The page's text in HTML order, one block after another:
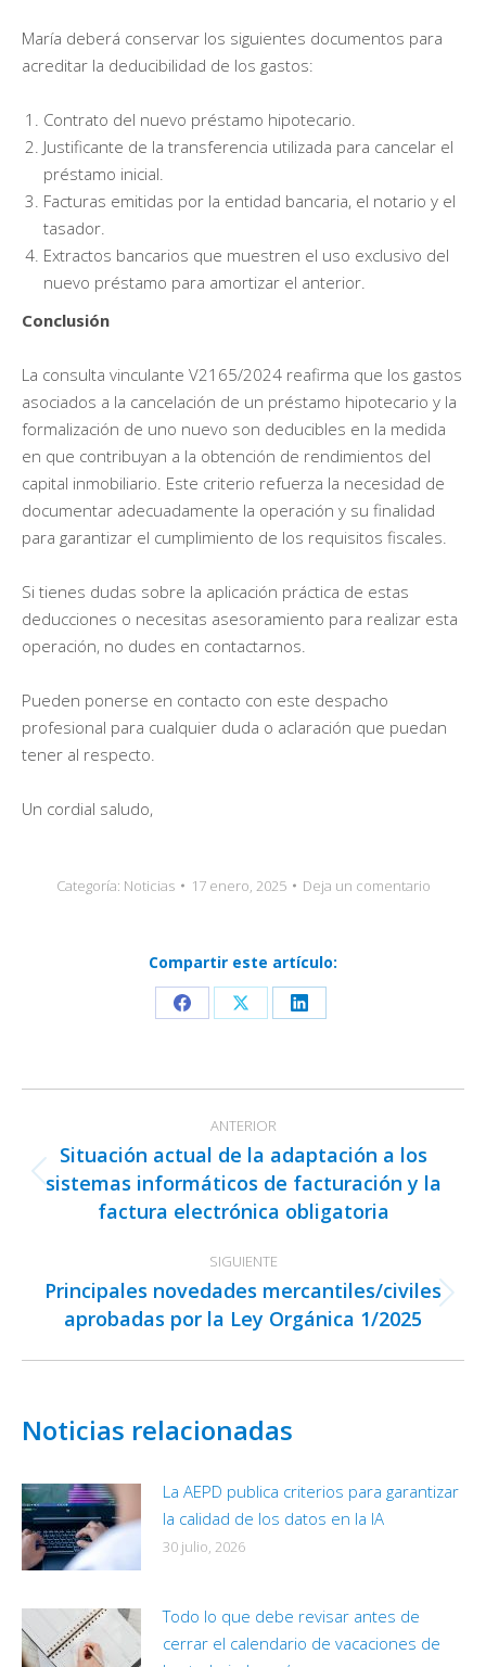
María deberá conservar los siguientes documentos para
acreditar la deducibilidad de los gastos:
Contrato del nuevo préstamo hipotecario.
Justificante de la transferencia utilizada para cancelar el
préstamo inicial.
Facturas emitidas por la entidad bancaria, el notario y el
tasador.
Extractos bancarios que muestren el uso exclusivo del
nuevo préstamo para amortizar el anterior.
Conclusión
La consulta vinculante V2165/2024 reafirma que los gastos
asociados a la cancelación de un préstamo hipotecario y la
formalización de uno nuevo son deducibles en la medida
en que contribuyan a la obtención de rendimientos del
capital inmobiliario. Este criterio refuerza la necesidad de
documentar adecuadamente la operación y su finalidad
para garantizar el cumplimiento de los requisitos fiscales.
Si tienes dudas sobre la aplicación práctica de estas
deducciones o necesitas asesoramiento para realizar esta
operación, no dudes en contactarnos.
Pueden ponerse en contacto con este despacho
profesional para cualquier duda o aclaración que puedan
tener al respecto.
Un cordial saludo,
Categoría: Noticias 17 enero, 2025 Deja un comentario
Compartir este artículo:
Share
Facebook
Share
X
Share
LinkedIn
entre
publicaciones
ANTERIOR
Publicación
anterior:
Situación actual de la adaptación a los
sistemas informáticos de facturación y la
factura electrónica obligatoria
SIGUIENTE
Publicación
siguiente:
Principales novedades mercantiles/civiles
aprobadas por la Ley Orgánica 1/2025
Noticias relacionadas
La AEPD publica criterios para garantizar
la calidad de los datos en la IA
30 julio, 2026
Todo lo que debe revisar antes de
cerrar el calendario de vacaciones de